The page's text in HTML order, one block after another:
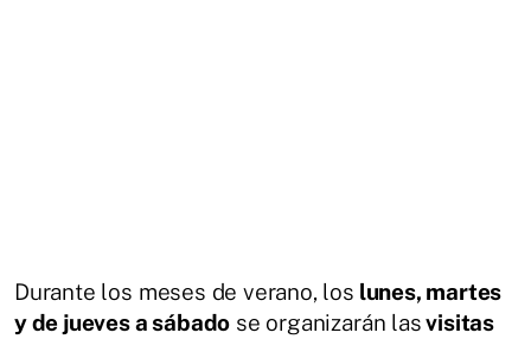
Durante los meses de verano, los lunes, martes
y de jueves a sábado se organizarán lasvisitas